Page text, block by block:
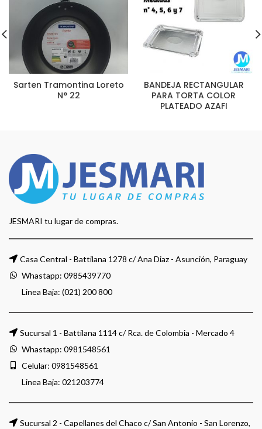
Sarten Tramontina Loreto
N° 22
BANDEJA RECTANGULAR
PARA TORTA COLOR
PLATEADO AZAFI
JESMARI tu lugar de compras.
Casa Central - Battilana 1278 c/ Ana Diaz - Asunción, Paraguay
Whastapp: 0985439770
Linea Baja: (021) 200 800
Sucursal 1 - Battilana 1114 c/ Rca. de Colombia - Mercado 4
Whastapp: 0981548561
Celular: 0981548561
Linea Baja: 021203774
Sucursal 2 - Capellanes del Chaco c/ San Antonio - San Lorenzo,